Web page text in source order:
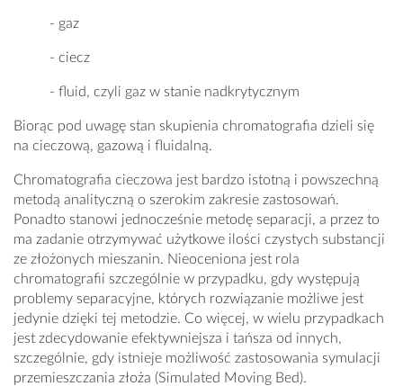
- gaz
- ciecz
- fluid, czyli gaz w stanie nadkrytycznym
Biorąc pod uwagę stan skupienia chromatografia dzieli się
na cieczową, gazową i fluidalną.
Chromatografia cieczowa jest bardzo istotną i powszechną
metodą analityczną o szerokim zakresie zastosowań.
Ponadto stanowi jednocześnie metodę separacji, a przez to
ma zadanie otrzymywać użytkowe ilości czystych substancji
ze złożonych mieszanin. Nieoceniona jest rola
chromatografii szczególnie w przypadku, gdy występują
problemy separacyjne, których rozwiązanie możliwe jest
jedynie dzięki tej metodzie. Co więcej, w wielu przypadkach
jest zdecydowanie efektywniejsza i tańsza od innych,
szczególnie, gdy istnieje możliwość zastosowania symulacji
przemieszczania złoża (Simulated Moving Bed).